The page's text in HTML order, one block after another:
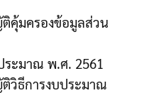
คุ้มครองข้อมูลส่วน
ะมาณ พ.ศ. 2561
วิธีการงบประมาณ